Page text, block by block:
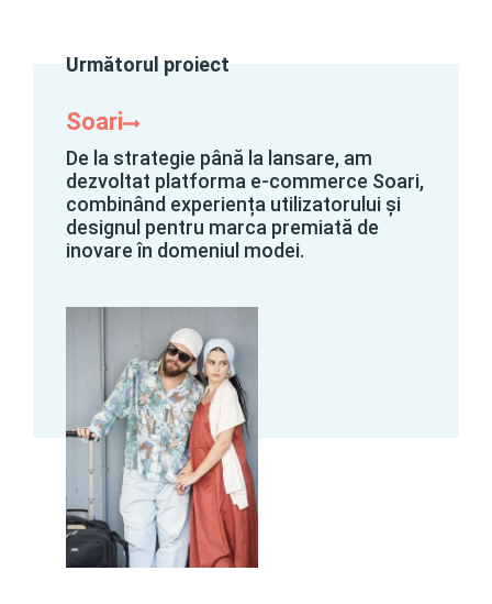
Următorul proiect
Soari
De la strategie până la lansare, am
dezvoltat platforma e-commerce Soari,
combinând experiența utilizatorului și
designul pentru marca premiată de
inovare în domeniul modei.